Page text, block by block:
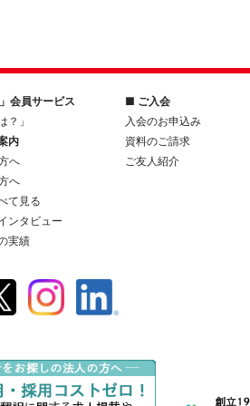
会員サービス
？」
内
へ
へ
て見る
ンタビュー
実績
■ ご入会
入会のお申込み
資料のご請求
ご友人紹介